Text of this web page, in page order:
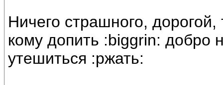
Ничего страшного,
кому допить :biggrin:
утешиться :ржать: